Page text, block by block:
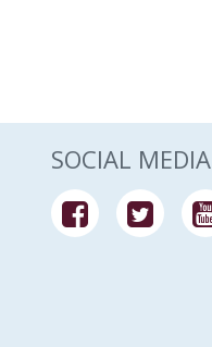
SOCIAL MEDIA